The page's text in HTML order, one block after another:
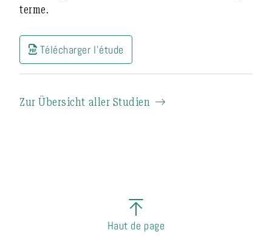
terme.
Télécharger l'étude
Zur Übersicht aller Studien
Haut de page